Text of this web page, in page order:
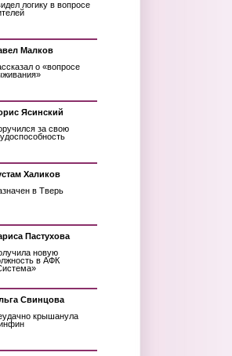
логику в вопросе
Малков
о «вопросе
Ясинский
за свою
Халиков
в Тверь
Пастухова
новую
в АФК
Свинцова
крышанула